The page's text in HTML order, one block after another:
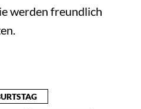
werden freundlich